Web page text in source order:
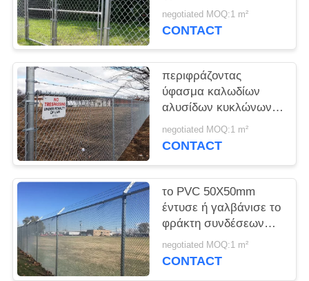
αλυσίδων διαμαντιών
καλωδίων 23mm
negotiated MOQ:1 m²
CONTACT
περιφράζοντας
ύφασμα καλωδίων
αλυσίδων κυκλώνων
2mm για την απόδειξη
ένδυσης επιτροπής
negotiated MOQ:1 m²
CONTACT
το PVC 50X50mm
έντυσε ή γαλβάνισε το
φράκτη συνδέσεων
αλυσίδων γηπέδου
αντισφαίρισης
negotiated MOQ:1 m²
CONTACT